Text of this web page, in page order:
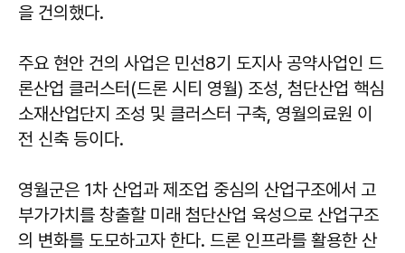
을 건의했다.
주요 현안 건의 사업은 민선8기 도지사 공약사업인 드
론산업 클러스터(드론 시티 영월) 조성, 첨단산업 핵심
소재산업단지 조성 및 클러스터 구축, 영월의료원 이
전 신축 등이다.
영월군은 1차 산업과 제조업 중심의 산업구조에서 고
부가가치를 창출할 미래 첨단산업 육성으로 산업구조
의 변화를 도모하고자 한다. 드론 인프라를 활용한 산